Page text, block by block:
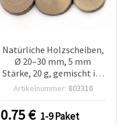
Natürliche Holzscheiben,
Ø 20–30 mm, 5 mm
Stärke, 20 g, gemischt im
Inhalt – zum Basteln &
Artikelnummer: 803316
0.75€ 1-9 Paket